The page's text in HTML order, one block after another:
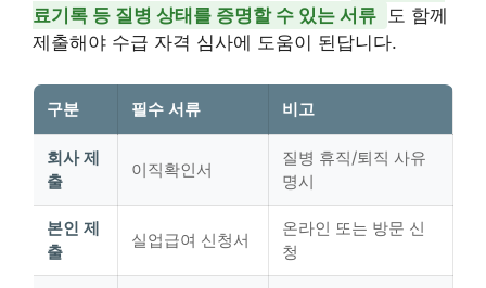
료기록 등 질병 상태를 증명할 수 있는 서류
도 함께
제출해야 수급 자격 심사에 도움이 된답니다.
구분 필수 서류 비고
회사 제
출
이직확인서
질병 휴직/퇴직 사유
명시
본인 제
출
실업급여 신청서
온라인 또는 방문 신
청